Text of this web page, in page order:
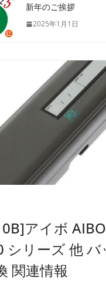
新年のご挨拶
2025年1月1日
アイボ AIBO
シリーズ 他
関連情報